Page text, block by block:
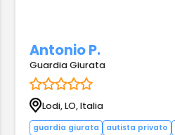
Antonio P.
Guardia Giurata
Lodi, LO, Italia
guardia giurata autista privato